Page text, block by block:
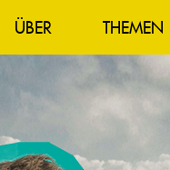
ÜBER THEMEN